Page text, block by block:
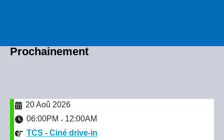
Prochainement
20 Aoû 2026
06:00PM - 12:00AM
TCS - Ciné drive-in